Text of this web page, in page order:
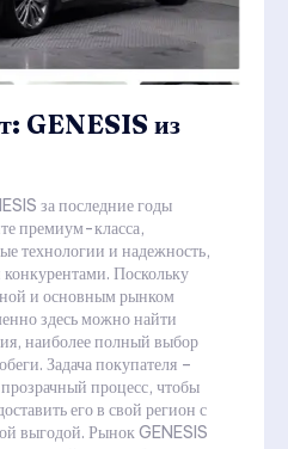
GENESIS из
за последние годы
премиум-класса,
технологии и надежность,
Поскольку
и основным рынком
здесь можно найти
наиболее полный выбор
Задача покупателя –
процесс, чтобы
его в свой регион с
GENESIS